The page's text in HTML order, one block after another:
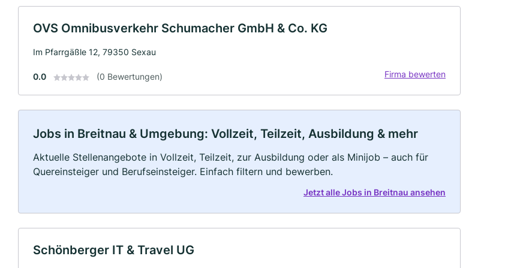
OVS Omnibusverkehr Schumacher GmbH & Co. KG
Im Pfarrgäßle 12, 79350 Sexau
0.0 (0 Bewertungen) Firma bewerten
Jobs in Breitnau & Umgebung: Vollzeit, Teilzeit, Ausbildung & mehr
Aktuelle Stellenangebote in Vollzeit, Teilzeit, zur Ausbildung oder als Minijob – auch für
Quereinsteiger und Berufseinsteiger. Einfach filtern und bewerben.
Jetzt alle Jobs in Breitnau ansehen
Schönberger IT & Travel UG